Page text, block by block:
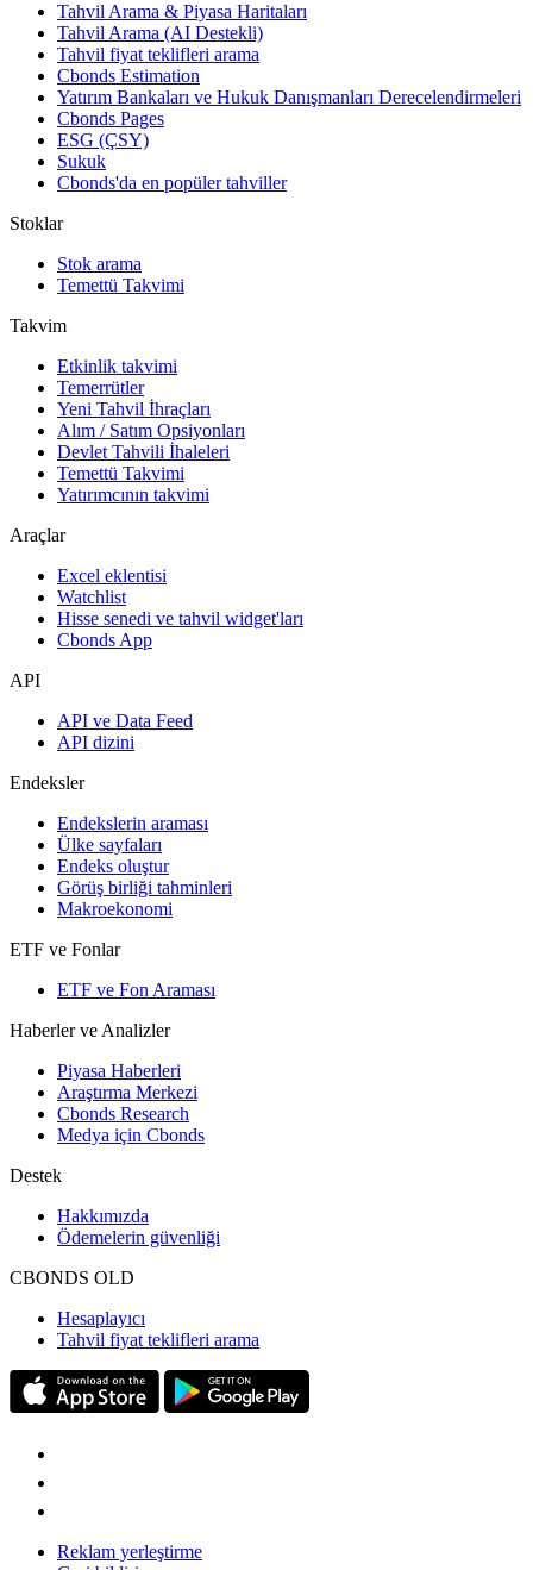
Tahvil Arama & Piyasa Haritaları
Tahvil Arama (AI Destekli)
Tahvil fiyat teklifleri arama
Cbonds Estimation
Yatırım Bankaları ve Hukuk Danışmanları Derecelendirmeleri
Cbonds Pages
ESG (ÇSY)
Sukuk
Cbonds'da en popüler tahviller
Stoklar
Stok arama
Temettü Takvimi
Takvim
Etkinlik takvimi
Temerrütler
Yeni Tahvil İhraçları
Alım / Satım Opsiyonları
Devlet Tahvili İhaleleri
Temettü Takvimi
Yatırımcının takvimi
Araçlar
Excel eklentisi
Watchlist
Hisse senedi ve tahvil widget'ları
Cbonds App
API
API ve Data Feed
API dizini
Endeksler
Endekslerin araması
Ülke sayfaları
Endeks oluştur
Görüş birliği tahminleri
Makroekonomi
ETF ve Fonlar
ETF ve Fon Araması
Haberler ve Analizler
Piyasa Haberleri
Araştırma Merkezi
Cbonds Research
Medya için Cbonds
Destek
Hakkımızda
Ödemelerin güvenliği
CBONDS OLD
Hesaplayıcı
Tahvil fiyat teklifleri arama
Reklam yerleştirme